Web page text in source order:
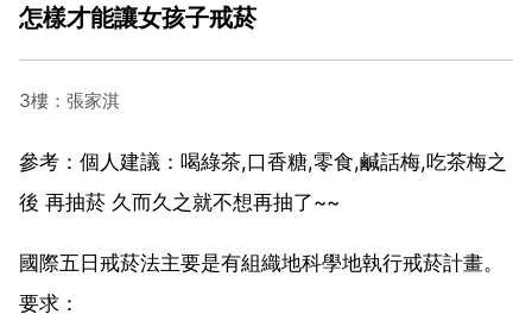
怎樣才能讓女孩子戒菸
3樓：張家淇
參考：個人建議：喝綠茶,口香糖,零食,鹹話梅,吃茶梅之
後 再抽菸 久而久之就不想再抽了~~
國際五日戒菸法主要是有組織地科學地執行戒菸計畫。
要求：